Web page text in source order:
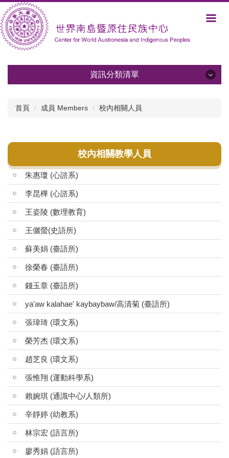
跳
到
主
要
資訊分類清單
發展方向與規劃 Development and Plans
成員 Members
學術活動 Activities
活動報導與影音 Albums
跨領域學分學程 Program
出版品 Publication
族語園區 Indigenous Languages
相關課程 Austronesian Related Courses
相關論文 Related Thesis
備忘錄 MOU
相關連結 Links
電子報 Newsletter
相關媒體報導
聯絡我們 Contact Us
首頁 成員 Members 校內相關人員
校內相關教學人員
朱惠瓊 (心諮系)
李昆樺 (心諮系)
王姿陵 (數理教育)
王儷螢(史語所)
蘇美娟 (臺語所)
徐榮春 (臺語所)
錢玉章 (臺語所)
ya'aw kalahae' kaybaybaw/高清菊 (臺語所)
張瑋琦 (環文系)
榮芳杰 (環文系)
趙芝良 (環文系)
張惟翔 (運動科學系)
賴婉琪 (通識中心/人類所)
辛靜婷 (幼教系)
林宗宏 (語言所)
廖秀娟 (語言所)